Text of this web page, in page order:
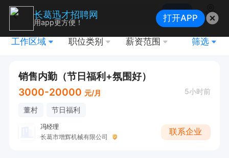
搜索
地图
工作区域 职位类别 薪资范围 筛选
销售内勤（节日福利+氛围好）
3000-20000 元/月 5小时前
董村 节日福利
冯经理
长葛市增辉机械有限公司
联系企业
长葛迅才招聘网
用app更方便！ 打开APP